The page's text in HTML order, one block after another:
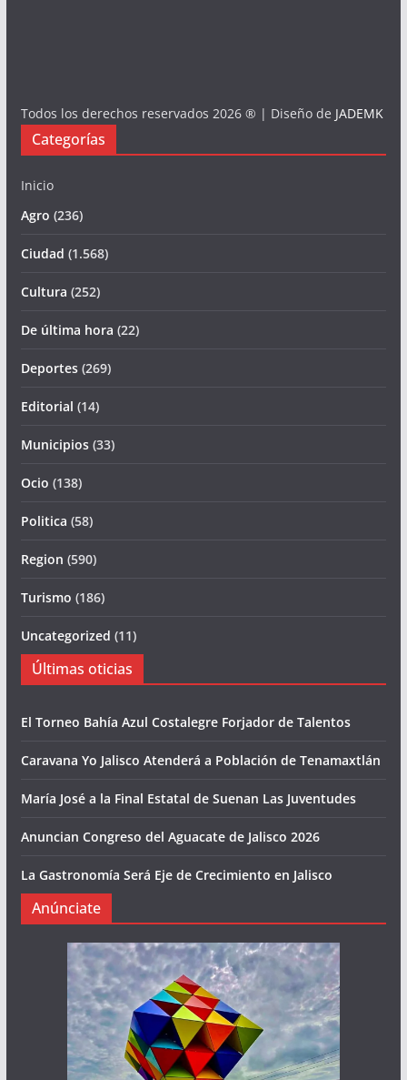
Todos los derechos reservados 2026 ® | Diseño de JADEMK
Categorías
Inicio
Agro (236)
Ciudad (1.568)
Cultura (252)
De última hora (22)
Deportes(269)
Editorial (14)
Municipios(33)
Ocio (138)
Politica (58)
Region (590)
Turismo (186)
Uncategorized (11)
Últimas oticias
El Torneo Bahía Azul Costalegre Forjador de Talentos
Caravana Yo Jalisco Atenderá a Población de Tenamaxtlán
María José a la Final Estatal de Suenan Las Juventudes
Anuncian Congreso del Aguacate de Jalisco 2026
La Gastronomía Será Eje de Crecimiento en Jalisco
Anúnciate